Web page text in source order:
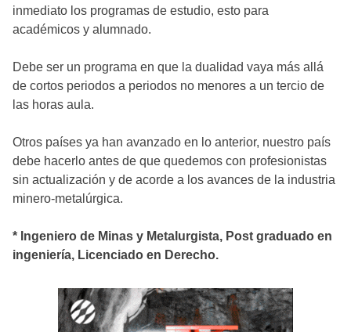
inmediato los programas de estudio, esto para
académicos y alumnado.
Debe ser un programa en que la dualidad vaya más allá
de cortos periodos a periodos no menores a un tercio de
las horas aula.
Otros países ya han avanzado en lo anterior, nuestro país
debe hacerlo antes de que quedemos con profesionistas
sin actualización y de acorde a los avances de la industria
minero-metalúrgica.
* Ingeniero de Minas y Metalurgista, Post graduado en
ingeniería, Licenciado en Derecho.